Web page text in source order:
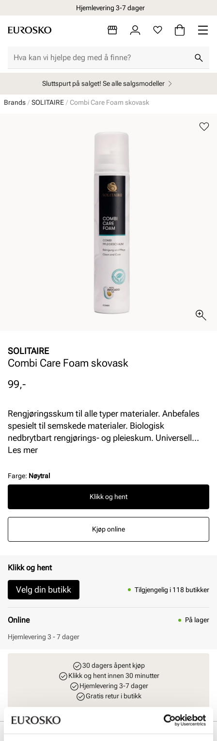
Hjemlevering 3-7 dager
30 dagers åpent kjøp
Sluttspurt på salget! Se alle salgsmodeller
Brands SOLITAIRE Combi Care Foam skovask
SOLITAIRE
Combi Care Foam skovask
Pris
99,-
Rengjøringsskum til alle typer materialer. Anbefales
spesielt til semskede materialer. Biologisk
nedbrytbart rengjørings- og pleieskum. Universell
pleie for alle materialer. Nærer alt skinn med
rengjøring. Frisker opp farger. Produktet kan brukes
innendørs. Behagelig duft.
Les mer
Farge: Nøytral
Klikk og hent
Kjøp online
Klikk og hent
Velg din butikk Tilgjengelig i 118 butikker
Online På lager
Hjemlevering 3 - 7 dager
30 dagers åpent kjøp
Klikk og hent innen 30 minutter
Hjemlevering 3-7 dager
Gratis retur i butikk
Beskrivelse